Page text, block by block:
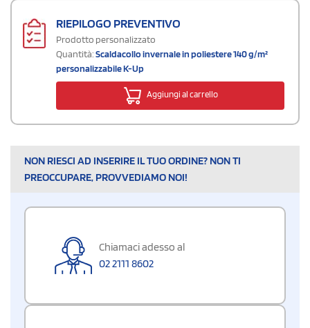
RIEPILOGO PREVENTIVO
Prodotto personalizzato
Quantità:Scaldacollo invernale in poliestere 140 g/m²
personalizzabile K-Up
Aggiungi al carrello
NON RIESCI AD INSERIRE IL TUO ORDINE? NON TI
PREOCCUPARE, PROVVEDIAMO NOI!
Chiamaci adesso al
02 2111 8602